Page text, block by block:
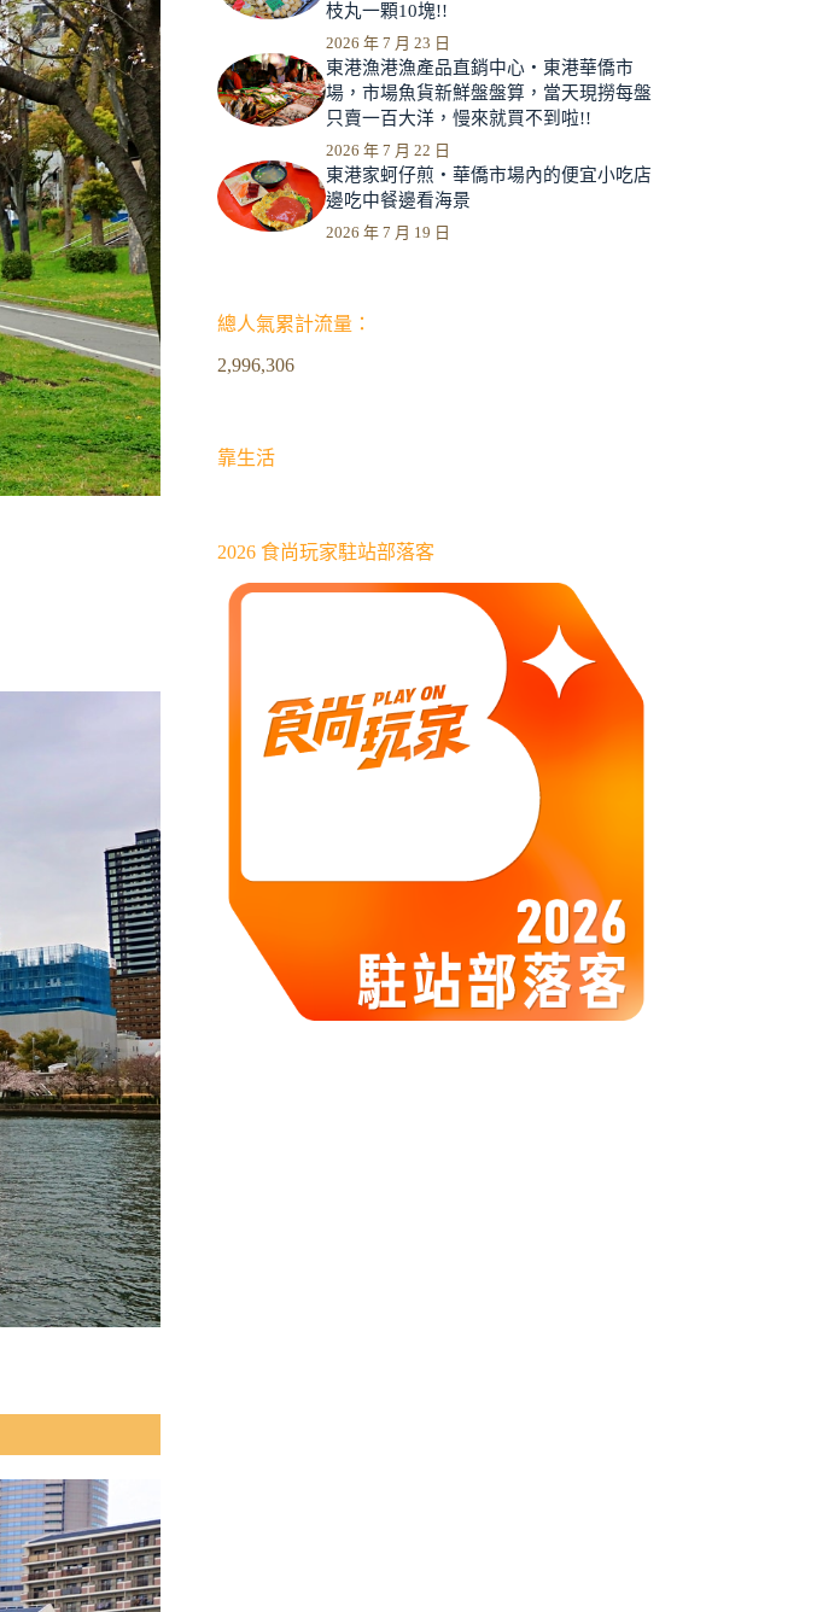
枝丸一顆10塊!!
2026 年 7 月 23 日
東港漁港漁產品直銷中心‧東港華僑市
場，市場魚貨新鮮盤盤算，當天現撈每盤
只賣一百大洋，慢來就買不到啦!!
2026 年 7 月 22 日
東港家蚵仔煎‧華僑市場內的便宜小吃店
邊吃中餐邊看海景
2026 年 7 月 19 日
總人氣累計流量：
2,996,306
靠生活
2026 食尚玩家駐站部落客